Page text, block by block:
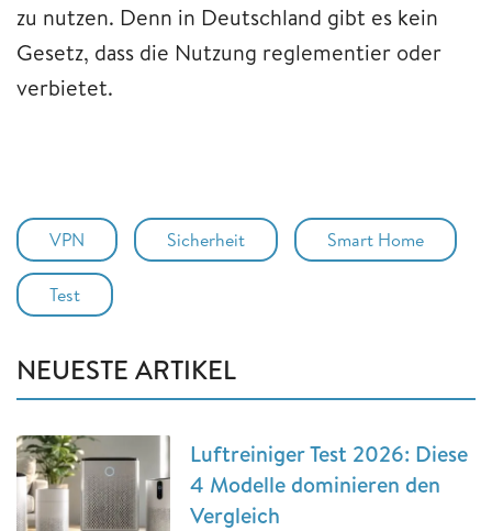
zu nutzen. Denn in Deutschland gibt es kein
Gesetz, dass die Nutzung reglementier oder
verbietet.
VPN Sicherheit Smart Home
Test
NEUESTE ARTIKEL
Luftreiniger Test 2026: Diese
4 Modelle dominieren den
Vergleich